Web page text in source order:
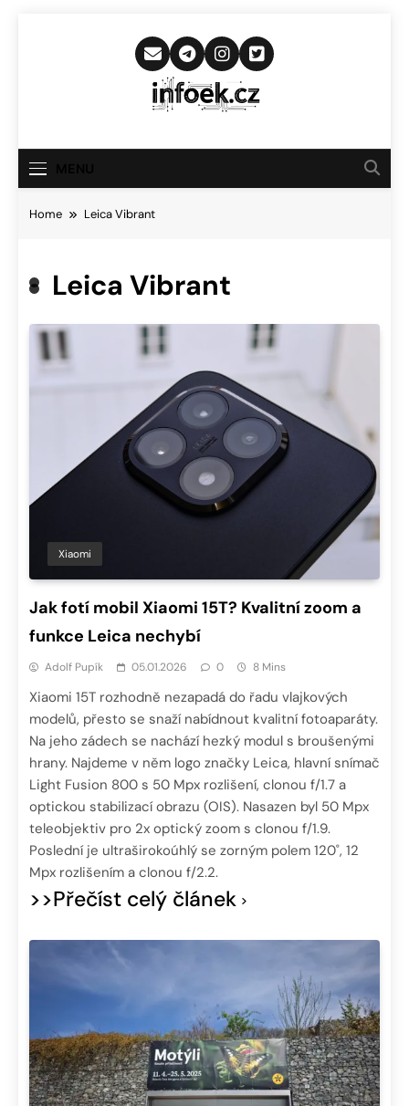
Infoek.cz
Novinkám
Home Leica Vibrant
Leica Vibrant
Xiaomi
Jak fotí mobil Xiaomi 15T? Kvalitní zoom a
funkce Leica nechybí
Adolf Pupík 05.01.2026 0 8 Mins
Xiaomi 15T rozhodně nezapadá do řadu vlajkových
modelů, přesto se snaží nabídnout kvalitní fotoaparáty.
Na jeho zádech se nachází hezký modul s broušenými
hrany. Najdeme v něm logo značky Leica, hlavní snímač
Light Fusion 800 s 50 Mpx rozlišení, clonou f/1.7 a
optickou stabilizací obrazu (OIS). Nasazen byl 50 Mpx
teleobjektiv pro 2x optický zoom s clonou f/1.9.
Poslední je ultraširokoúhlý se zorným polem 120˚, 12
Mpx rozlišením a clonou f/2.2.
>>Přečíst celý článek